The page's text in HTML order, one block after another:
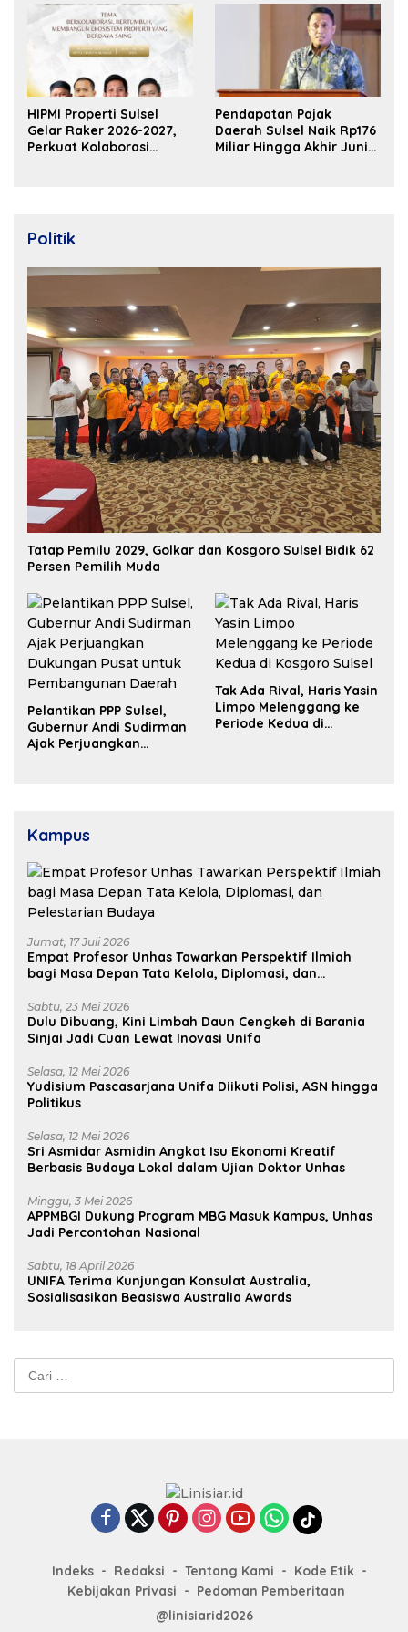
HIPMI Properti Sulsel
Gelar Raker 2026-2027,
Perkuat Kolaborasi
Pendapatan Pajak
Daerah Sulsel Naik Rp176
Miliar Hingga Akhir Juni
Politik
Tatap Pemilu 2029, Golkar dan Kosgoro Sulsel Bidik 62
Persen Pemilih Muda
Pelantikan PPP Sulsel,
Gubernur Andi Sudirman
Ajak Perjuangkan
Tak Ada Rival, Haris Yasin
Limpo Melenggang ke
Periode Kedua di
Kampus
Jumat, 17 Juli 2026
Empat Profesor Unhas Tawarkan Perspektif Ilmiah
bagi Masa Depan Tata Kelola, Diplomasi, dan
Sabtu, 23 Mei 2026
Dulu Dibuang, Kini Limbah Daun Cengkeh di Barania
Sinjai Jadi Cuan Lewat Inovasi Unifa
Selasa, 12 Mei 2026
Yudisium Pascasarjana Unifa Diikuti Polisi, ASN hingga
Politikus
Selasa, 12 Mei 2026
Sri Asmidar Asmidin Angkat Isu Ekonomi Kreatif
Berbasis Budaya Lokal dalam Ujian Doktor Unhas
Minggu, 3 Mei 2026
APPMBGI Dukung Program MBG Masuk Kampus, Unhas
Jadi Percontohan Nasional
Sabtu, 18 April 2026
UNIFA Terima Kunjungan Konsulat Australia,
Sosialisasikan Beasiswa Australia Awards
Indeks Redaksi Tentang Kami
Kode Etik
Kebijakan Privasi
Pedoman Pemberitaan
@linisiarid2026